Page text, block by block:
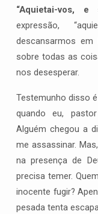
“Aquietai-vos,
expressão,
descansarmos
sobre todas as
nos desesperar.
Testemunho disso
quando eu,
Alguém chegou a
me assassinar.
na presença de
precisa temer.
inocente fugir?
pesada tenta